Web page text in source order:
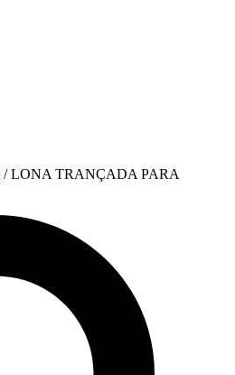
/ LONA TRANÇADA PARA